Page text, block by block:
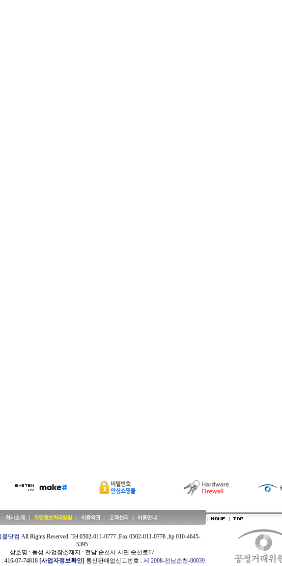
물닷컴 All Rights Reserved. Tel 0502-011-0777 ,Fax 0502-011-0778 ,hp 010-4645-
5395
상호명 : 동성 사업장소재지 : 전남 순천시 서면 순천로17
416-07-74818 [사업자정보확인] 통신판매업신고번호 : 제 2008-전남순천-00039